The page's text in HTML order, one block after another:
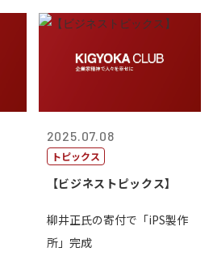
2025.07.08
トピックス
【ビジネストピックス】
柳井正氏の寄付で「iPS製作
所」完成